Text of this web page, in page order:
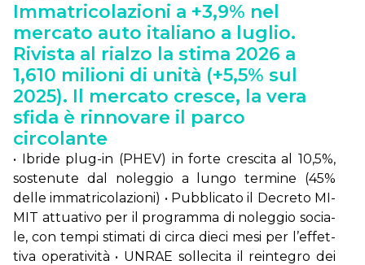
Immatricolazioni a +3,9% nel
mercato auto italiano a luglio.
Rivista al rialzo la stima 2026 a
1,610 milioni di unità (+5,5% sul
2025). Il mercato cresce, la vera
sfida è rinnovare il parco
circolante
• Ibri­de plug-in (PHEV) in for­te cre­sci­ta al 10,5%,
so­ste­nu­te dal no­leg­gio a lun­go ter­mi­ne (45%
del­le im­ma­tri­co­la­zio­ni) • Pub­bli­ca­to il De­cre­to MI­
MIT at­tua­ti­vo per il pro­gram­ma di no­leg­gio so­cia­
le, con tem­pi sti­ma­ti di cir­ca die­ci me­si per l’ef­fet­
ti­va ope­ra­ti­vi­tà • UN­RAE sol­le­ci­ta il rein­te­gro dei